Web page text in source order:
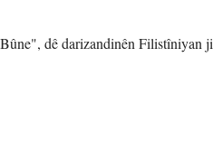
dê darizandinên Filistîniyan ji